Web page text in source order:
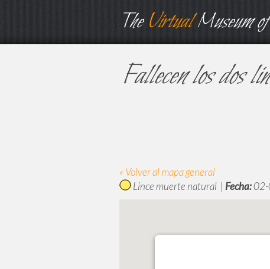
TheVirtualMuseum
Fallecen los dos
« Volver al mapa general
Lince muerte natural | Fecha: